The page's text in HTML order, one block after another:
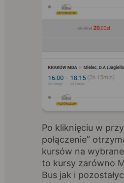
Po kliknięciu w
połączenie”
kursów na
to kursy zarówno
Bus jak i